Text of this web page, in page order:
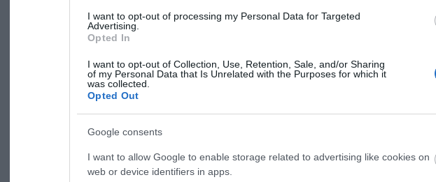
I want to opt-out of processing my Personal Data for Targeted
Advertising.
Opted In
I want to opt-out of Collection, Use, Retention, Sale, and/or Sharing
of my Personal Data that Is Unrelated with the Purposes for which it
was collected.
Opted Out
Google consents
I want to allow Google to enable storage related to advertising like cookies on
web or device identifiers in apps.
ivás